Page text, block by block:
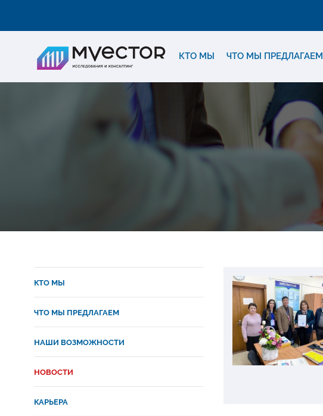
КТО МЫ ЧТО МЫ ПРЕДЛАГАЕМ
КТО МЫ
ЧТО МЫ ПРЕДЛАГАЕМ
НАШИ ВОЗМОЖНОСТИ
НОВОСТИ
КАРЬЕРА